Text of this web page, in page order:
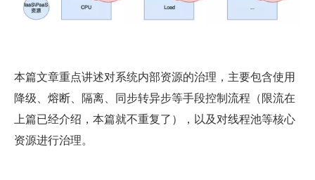
本篇文章重点讲述对系统内部资源的治理，主要包含使用
降级、熔断、隔离、同步转异步等手段控制流程（限流在
上篇已经介绍，本篇就不重复了），以及对线程池等核心
资源进行治理。